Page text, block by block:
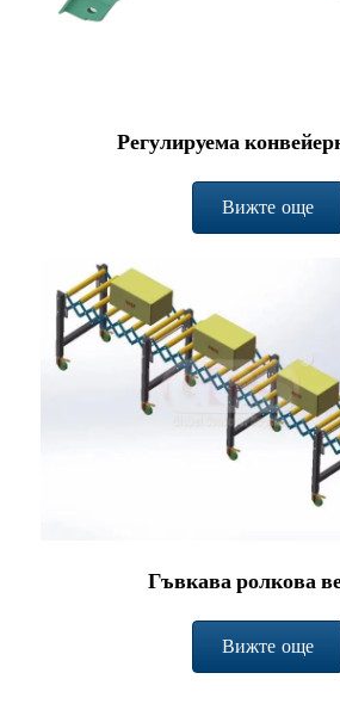
Регулируема
Вижте още
Гъвкава ролкова
Вижте още